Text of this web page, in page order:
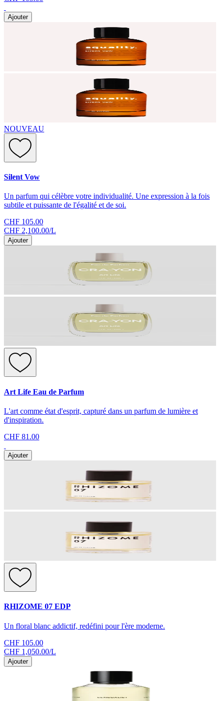
Ajouter
NOUVEAU
Silent Vow
Un parfum qui célèbre votre individualité. Une expression à la fois
subtile et puissante de l'égalité et de soi.
CHF 105.00
CHF 2,100.00/L
Ajouter
Art Life Eau de Parfum
L'art comme état d'esprit, capturé dans un parfum de lumière et
d'inspiration.
CHF 81.00
Ajouter
RHIZOME 07 EDP
Un floral blanc addictif, redéfini pour l'ère moderne.
CHF 105.00
CHF 1,050.00/L
Ajouter